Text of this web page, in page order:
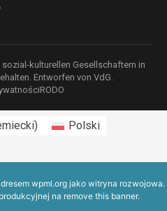
kulturellen Gesellschaftern in
Entworfen von VdG.
RODO
) Polski
wpml.orgjako witryna rozwojowa.
na remove this banner.